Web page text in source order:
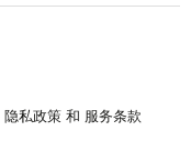
隐私政策 和 服务条款